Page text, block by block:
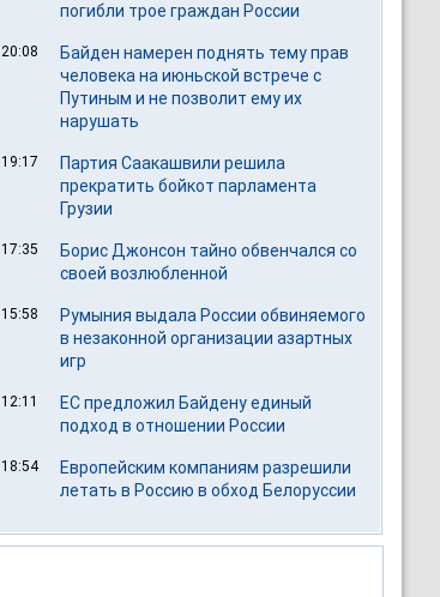
погибли трое граждан России
20:08
Байден намерен поднять тему прав
человека на июньской встрече с
Путиным и не позволит ему их
нарушать
19:17
Партия Саакашвили решила
прекратить бойкот парламента
Грузии
17:35
Борис Джонсон тайно обвенчался со
своей возлюбленной
15:58
Румыния выдала России обвиняемого
в незаконной организации азартных
игр
12:11
ЕС предложил Байдену единый
подход в отношении России
18:54
Европейским компаниям разрешили
летать в Россию в обход Белоруссии